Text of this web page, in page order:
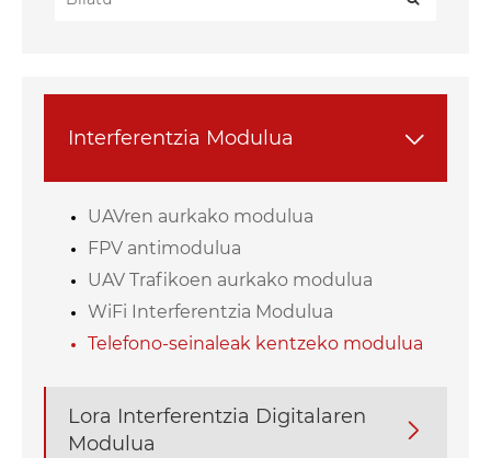
Interferentzia Modulua 
UAVren aurkako modulua
FPV antimodulua
UAV Trafikoen aurkako modulua
WiFi Interferentzia Modulua
Telefono-seinaleak kentzeko modulua
Lora Interferentzia Digitalaren
Modulua
